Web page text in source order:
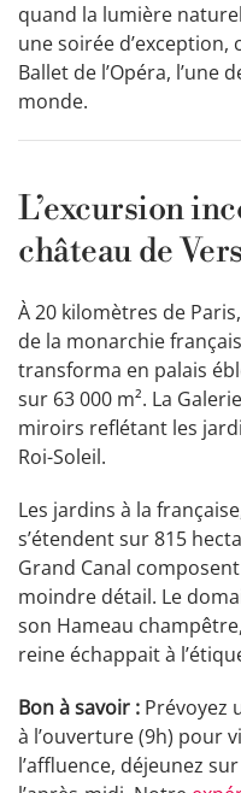
quand la lumière
une soirée
Ballet de l’Opéra, l’une
monde.
L’excursion
château de
À 20 kilomètres de
de la monarchie
transforma en palais
sur 63 000 m². La
miroirs reflétant les
Roi-Soleil.
Les jardins à la
s’étendent sur 815
Grand Canal
moindre détail. Le
son Hameau
reine échappait à
Bon à savoir : Prévoyez
à l’ouverture (9h) pour
l’affluence, déjeunez